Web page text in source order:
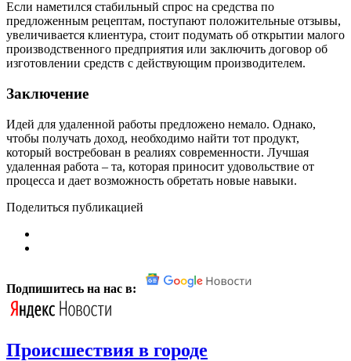
Если наметился стабильный спрос на средства по
предложенным рецептам, поступают положительные отзывы,
увеличивается клиентура, стоит подумать об открытии малого
производственного предприятия или заключить договор об
изготовлении средств с действующим производителем.
Заключение
Идей для удаленной работы предложено немало. Однако,
чтобы получать доход, необходимо найти тот продукт,
который востребован в реалиях современности. Лучшая
удаленная работа – та, которая приносит удовольствие от
процесса и дает возможность обретать новые навыки.
Поделиться публикацией
Подпишитесь на нас в:
Происшествия в городе